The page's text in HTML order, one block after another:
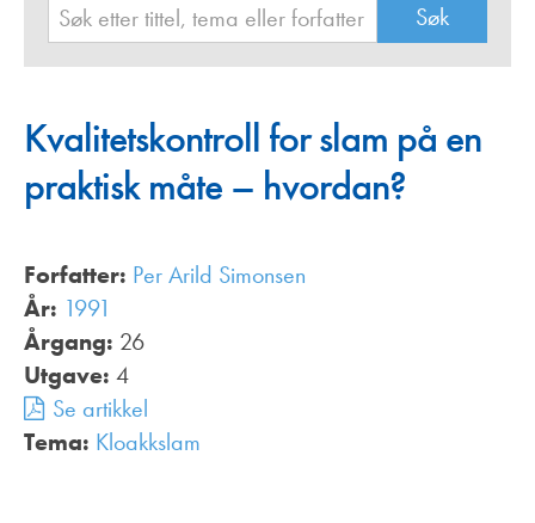
Kvalitetskontroll for slam på en
praktisk måte – hvordan?
Forfatter: Per Arild Simonsen
År: 1991
Årgang: 26
Utgave: 4
Se artikkel
Tema: Kloakkslam